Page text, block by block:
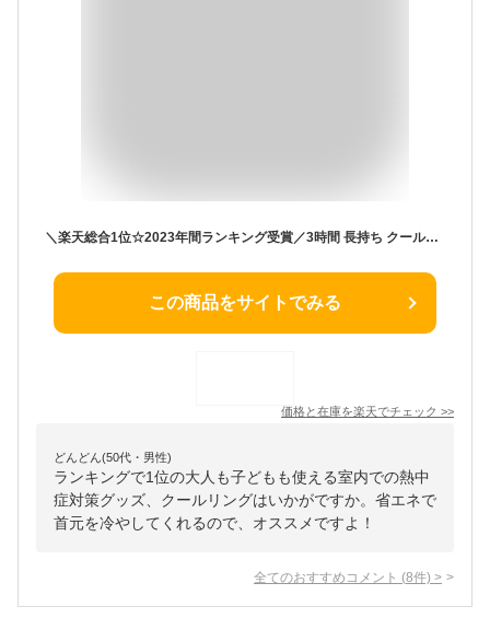
＼楽天総合1位☆2023年間ランキング受賞／3時間 長持ち クールリング ガリガリアイスリング 熱中症対策 最強 28℃ 18℃ ネッククーラー 冷感 子供 リング ひんやり キッズ 首 冷却タオル 大人 クールネックリング ひんやりグッズ ネックバンド クールバンド 暑さ対策 父の日
この商品をサイトでみる
価格と在庫を楽天でチェック >>
どんどん(50代・男性)
ランキングで1位の大人も子どもも使える室内での熱中
症対策グッズ、クールリングはいかがですか。省エネで
首元を冷やしてくれるので、オススメですよ！
全てのおすすめコメント (8件) >